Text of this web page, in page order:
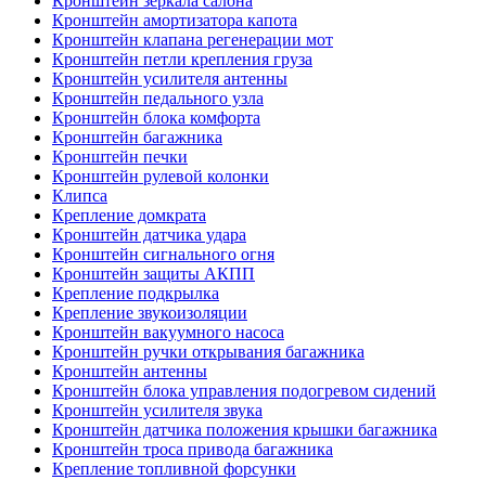
Кронштейн амортизатора капота
Кронштейн клапана регенерации мот
Кронштейн петли крепления груза
Кронштейн усилителя антенны
Кронштейн педального узла
Кронштейн блока комфорта
Кронштейн багажника
Кронштейн печки
Кронштейн рулевой колонки
Клипса
Крепление домкрата
Кронштейн датчика удара
Кронштейн сигнального огня
Кронштейн защиты АКПП
Крепление подкрылка
Крепление звукоизоляции
Кронштейн вакуумного насоса
Кронштейн ручки открывания багажника
Кронштейн антенны
Кронштейн блока управления подогревом сидений
Кронштейн усилителя звука
Кронштейн датчика положения крышки багажника
Кронштейн троса привода багажника
Крепление топливной форсунки